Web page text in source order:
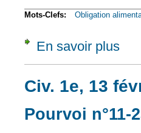
Mots-Clefs: Obligation
En savoir plus
Civ. 1e, 13
Pourvoi n°11-